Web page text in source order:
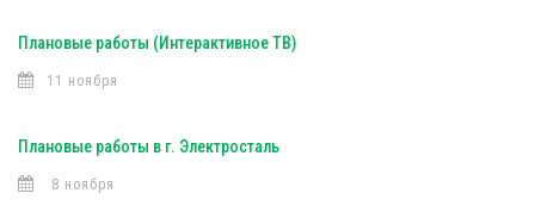
Плановые работы (Интерактивное ТВ)
11 ноября
Плановые работы в г. Электросталь
8 ноября